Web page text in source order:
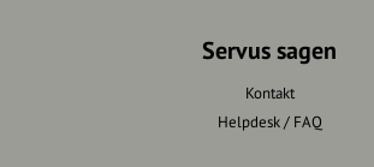
Servus sagen
Kontakt
Helpdesk / FAQ